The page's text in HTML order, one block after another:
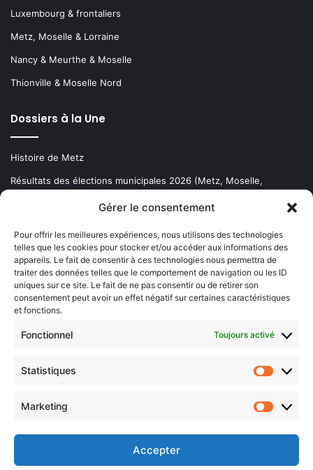
Gérer le consentement
Pour offrir les meilleures expériences, nous utilisons des technologies
telles que les cookies pour stocker et/ou accéder aux informations des
appareils. Le fait de consentir à ces technologies nous permettra de
traiter des données telles que le comportement de navigation ou les ID
uniques sur ce site. Le fait de ne pas consentir ou de retirer son
consentement peut avoir un effet négatif sur certaines caractéristiques
et fonctions.
Fonctionnel Toujours activé
Statistiques
Marketing
Accepter
Luxembourg & frontaliers
Metz, Moselle & Lorraine
Nancy & Meurthe & Moselle
Thionville & Moselle Nord
Dossiers à la Une
Histoire de Metz
Résultats des élections municipales 2026 (Metz, Moselle,
Newsletter gratuite
Choisissez : matin, soir ou hebdo ?
votre